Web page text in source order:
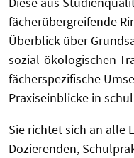
fächerübergreifende
Überblick über
sozial-ökologischen
fächerspezifische
Praxiseinblicke in
Sie richtet sich an alle
Dozierenden,